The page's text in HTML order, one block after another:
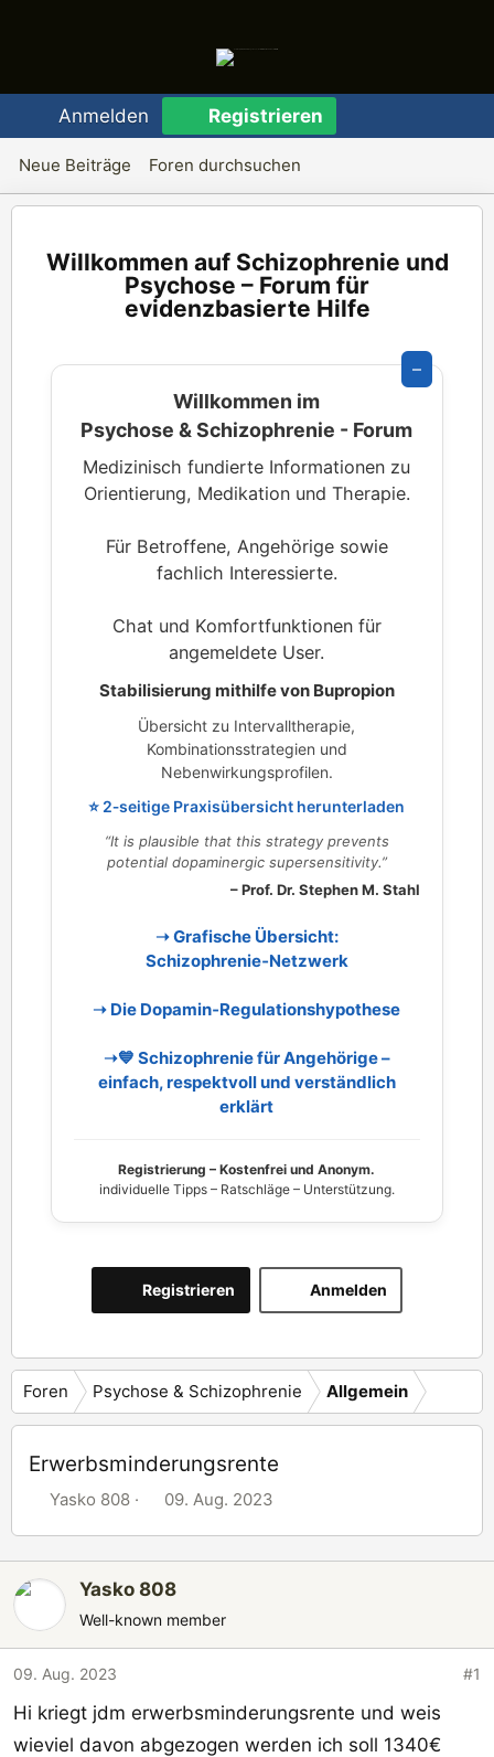
Anmelden Registrieren
Neue Beiträge Foren durchsuchen
Schizophrenie und
Psychose – Forum für
evidenzbasierte Hilfe
–
Willkommen im
Psychose & Schizophrenie - Forum
Medizinisch fundierte Informationen zu
Orientierung, Medikation und Therapie.
Für Betroffene, Angehörige sowie
fachlich Interessierte.
Chat und Komfortfunktionen für
angemeldete User.
Stabilisierung mithilfe von Bupropion
Übersicht zu Intervalltherapie,
Kombinationsstrategien und
Nebenwirkungsprofilen.
⭐ 2‑seitige Praxisübersicht herunterladen
“It is plausible that this strategy prevents
potential dopaminergic supersensitivity.”
– Prof. Dr. Stephen M. Stahl
➝ Grafische Übersicht:
Schizophrenie‑Netzwerk
➝ Die Dopamin‑Regulationshypothese
➝💙 Schizophrenie für Angehörige –
einfach, respektvoll und verständlich
erklärt
Registrierung – Kostenfrei und Anonym.
individuelle Tipps – Ratschläge – Unterstützung.
Anmelden
Registrieren
Foren Psychose & Schizophrenie Allgemein
Erwerbsminderungsrente
E
t
l
e
r
Yasko 808
E
t
e
a
m
09. Aug. 2023
Yasko 808
Well-known member
09. Aug. 2023 #1
Hi kriegt jdm erwerbsminderungsrente und weis
wieviel davon abgezogen werden ich soll 1340€